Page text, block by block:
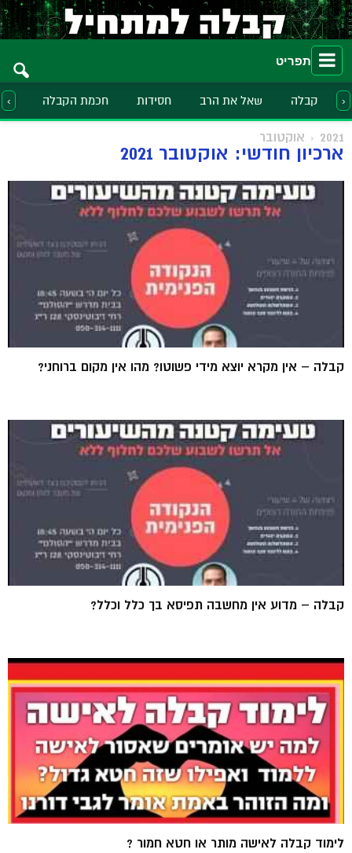
תפריט
קבלה שאל את הרב חסידות חכמת הקבלה ›
‹
2021 אוקטובר
ארכיון חודשי: אוקטובר 2021
קבלה – אין מקרא יוצא מידי פשוטו? מהו אין מקום ברוחני?
קבלה – מדוע אין מחשבה תפיסא בך כלל וכלל?
לימוד קבלה לאישה מותר או חטא חמור ?